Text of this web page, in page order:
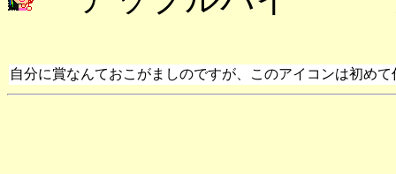
自分に賞なんておこがましのですが、このアイコンは初め